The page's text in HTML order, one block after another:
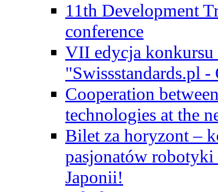
11th Development
conference
VII edycja konkursu
"Swissstandards.pl
Cooperation
technologies at the
Bilet za horyzont –
pasjonatów
Japonii!